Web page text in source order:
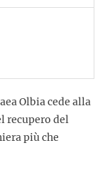
Olbia cede alla
recupero del
più che